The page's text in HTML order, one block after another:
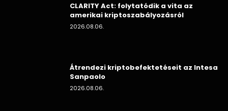
CLARITY Act: folytatódik a vita az
amerikai kriptoszabályozásról
2026.08.06.
Átrendezi kriptobefektetéseit az Intesa
Sanpaolo
2026.08.06.